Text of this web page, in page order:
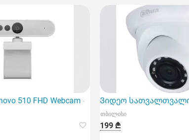
510 FHD Webcam - Cloud GreyᲕიდეო სათვალთვალო
თბილისი
199 ₾